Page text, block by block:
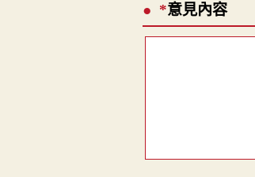
*意見內容